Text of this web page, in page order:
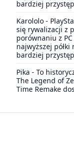
bardziej
Karololo -
się rywalizacji z
porównaniu z
najwyższej
bardziej
Pika - To
The Legend of
Time Remake